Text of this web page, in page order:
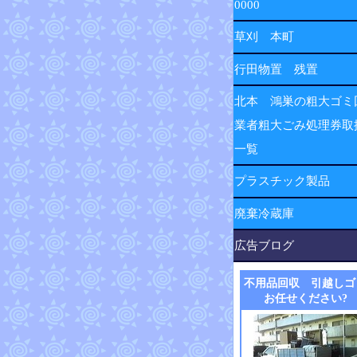
0000
草刈 本町
行田物置 残置
北本 鴻巣の粗大ゴミ
業者粗大ごみ処理券取
一覧
プラスチック製品
廃棄冷蔵庫
広告ブログ
不用品回収 引越しゴ
お任せください?